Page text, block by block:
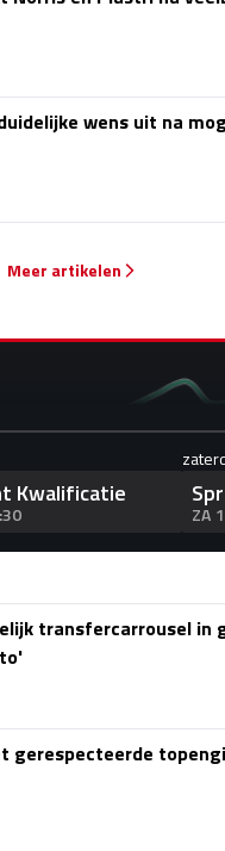
wens uit na
Meer artikelen
Kwalificatie
ZA
transfercarrousel in
gerespecteerde